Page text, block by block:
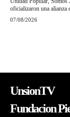
oficializaron una alianza
07/08/2026
UnsionTV
Fundacion